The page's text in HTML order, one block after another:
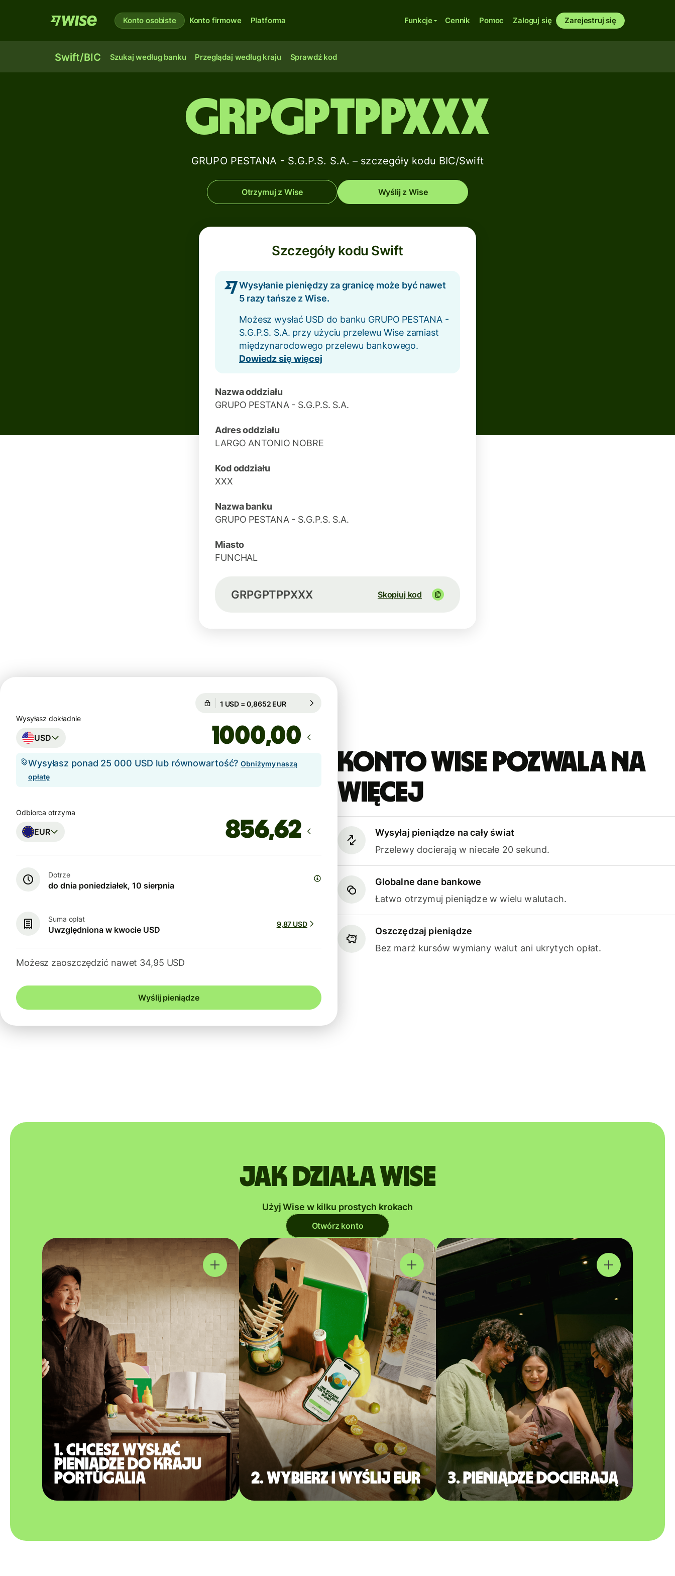
Konto osobiste Konto firmowe Platforma Funkcje Cennik Pomoc Zaloguj się Zarejestruj się
Swift/BIC Szukaj według banku Przeglądaj według kraju Sprawdź kod
GRPGPTPPXXX
GRUPO PESTANA - S.G.P.S. S.A. – szczegóły kodu BIC/Swift
Otrzymuj z Wise Wyślij z Wise
Szczegóły kodu Swift
Wysyłanie pieniędzy za granicę może być nawet
5 razy tańsze z Wise.
Możesz wysłać USD do banku GRUPO PESTANA -
S.G.P.S. S.A. przy użyciu przelewu Wise zamiast
międzynarodowego przelewu bankowego.
Dowiedz się więcej
Nazwa oddziału
GRUPO PESTANA - S.G.P.S. S.A.
Adres oddziału
LARGO ANTONIO NOBRE
Kod oddziału
XXX
Nazwa banku
GRUPO PESTANA - S.G.P.S. S.A.
Miasto
FUNCHAL
GRPGPTPPXXX Skopiuj kod
Konto Wise pozwala na
więcej
Wysyłaj pieniądze na cały świat
Przelewy docierają w niecałe 20 sekund.
Globalne dane bankowe
Łatwo otrzymuj pieniądze w wielu walutach.
Oszczędzaj pieniądze
Bez marż kursów wymiany walut ani ukrytych opłat.
Gwarantowany przez 8h
Wysyłasz dokładnie
USD ,00
Wysyłasz ponad 25 000 USD lub równowartość?Obniżymy naszą
opłatę
Odbiorca otrzyma
EUR
Dotrze
do dnia poniedziałek, 10 sierpnia
Suma opłat
Uwzględniona w kwocie USD
9,87 USD
Możesz zaoszczędzić nawet 34,95 USD
Wyślij pieniądze
Jak działa Wise
Użyj Wise w kilku prostych krokach
Otwórz konto
1. Chcesz wysłać
pieniądze do kraju
Portugalia
2. Wybierz i wyślij EUR 3. Pieniądze docierają